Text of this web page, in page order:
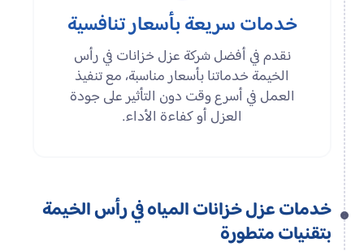
خدمات سريعة بأسعار تنافسية
نقدم في أفضل شركة عزل خزانات في رأس
الخيمة خدماتنا بأسعار مناسبة، مع تنفيذ
العمل في أسرع وقت دون التأثير على جودة
العزل أو كفاءة الأداء.
خدمات عزل خزانات المياه في رأس الخيمة
بتقنيات متطورة